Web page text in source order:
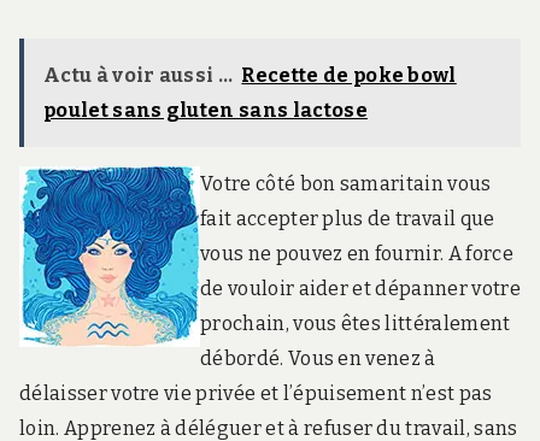
Actu à voir aussi ... Recette de poke bowl
poulet sans gluten sans lactose
Votre côté bon samaritain vous
fait accepter plus de travail que
vous ne pouvez en fournir. A force
de vouloir aider et dépanner votre
prochain, vous êtes littéralement
débordé. Vous en venez à
délaisser votre vie privée et l’épuisement n’est pas
loin. Apprenez à déléguer et à refuser du travail, sans